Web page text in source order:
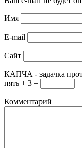
Имя
E-mail
Сайт
КАПЧА - задачка
пять + 3 =
Комментарий